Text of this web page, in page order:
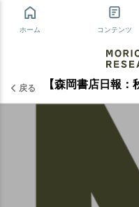
ホーム コンテンツ
戻る